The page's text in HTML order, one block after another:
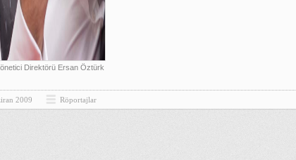
Direktörü Ersan Öztürk
2009 Röportajlar